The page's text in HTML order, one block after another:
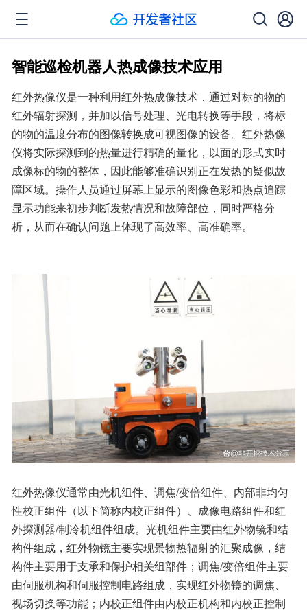
智能巡检机器人热成像技术应用
红外热像仪是一种利用红外热成像技术，通过对标的物的
红外辐射探测，并加以信号处理、光电转换等手段，将标
的物的温度分布的图像转换成可视图像的设备。红外热像
仪将实际探测到的热量进行精确的量化，以面的形式实时
成像标的物的整体，因此能够准确识别正在发热的疑似故
障区域。操作人员通过屏幕上显示的图像色彩和热点追踪
显示功能来初步判断发热情况和故障部位，同时严格分
析，从而在确认问题上体现了高效率、高准确率。
红外热像仪通常由光机组件、调焦/变倍组件、内部非均匀
性校正组件（以下简称内校正组件）、成像电路组件和红
外探测器/制冷机组件组成。光机组件主要由红外物镜和结
构件组成，红外物镜主要实现景物热辐射的汇聚成像，结
构件主要用于支承和保护相关组部件；调焦/变倍组件主要
由伺服机构和伺服控制电路组成，实现红外物镜的调焦、
视场切换等功能；内校正组件由内校正机构和内校正控制